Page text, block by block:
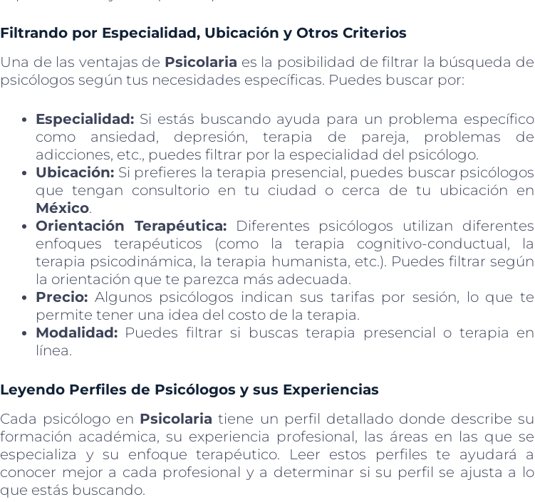
Filtrando por Especialidad, Ubicación y Otros Criterios
Una de las ventajas de Psicolaria es la posibilidad de filtrar la búsqueda de
psicólogos según tus necesidades específicas. Puedes buscar por:
Especialidad: Si estás buscando ayuda para un problema específico
como ansiedad, depresión, terapia de pareja, problemas de
adicciones, etc., puedes filtrar por la especialidad del psicólogo.
Ubicación: Si prefieres la terapia presencial, puedes buscar psicólogos
que tengan consultorio en tu ciudad o cerca de tu ubicación en
México.
Orientación Terapéutica:Diferentes psicólogos utilizan diferentes
enfoques terapéuticos (como la terapia cognitivo-conductual, la
terapia psicodinámica, la terapia humanista, etc.). Puedes filtrar según
la orientación que te parezca más adecuada.
Precio: Algunos psicólogos indican sus tarifas por sesión, lo que te
permite tener una idea del costo de la terapia.
Modalidad: Puedes filtrar si buscas terapia presencial o terapia en
línea.
Leyendo Perfiles de Psicólogos y sus Experiencias
Cada psicólogo en Psicolaria tiene un perfil detallado donde describe su
formación académica, su experiencia profesional, las áreas en las que se
especializa y su enfoque terapéutico. Leer estos perfiles te ayudará a
conocer mejor a cada profesional y a determinar si su perfil se ajusta a lo
que estás buscando.